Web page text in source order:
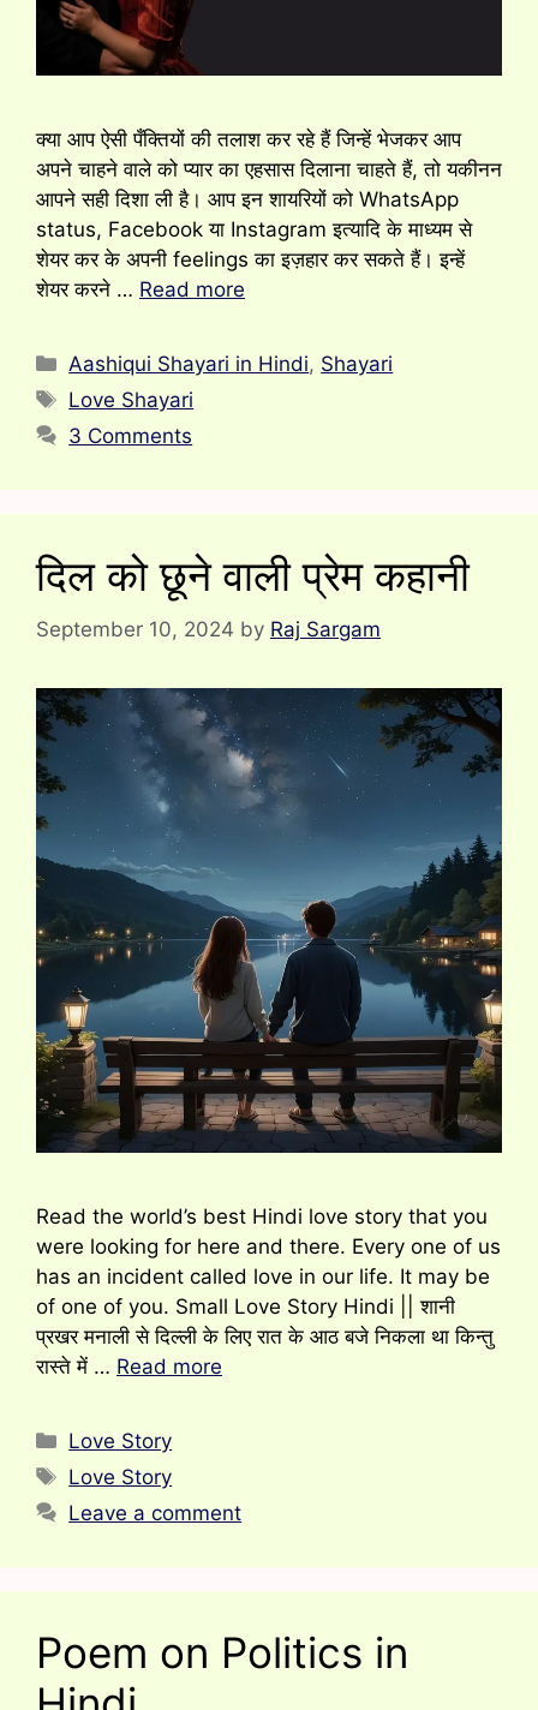
क्या आप ऐसी पँक्तियों की तलाश कर रहे हैं जिन्हें भेजकर आप
अपने चाहने वाले को प्यार का एहसास दिलाना चाहते हैं, तो यकीनन
आपने सही दिशा ली है। आप इन शायरियों को WhatsApp
status, Facebook या Instagram इत्यादि के माध्यम से
शेयर कर के अपनी feelings का इज़हार कर सकते हैं। इन्हें
शेयर करने … Read more
Categories
Aashiqui Shayari in Hindi, Shayari
Tags
Love Shayari
3 Comments
दिल को छूने वाली प्रेम कहानी
September 10, 2024 by Raj Sargam
Read the world’s best Hindi love story that you
were looking for here and there. Every one of us
has an incident called love in our life. It may be
of one of you. Small Love Story Hindi || शानी
प्रखर मनाली से दिल्ली के लिए रात के आठ बजे निकला था किन्तु
रास्ते में … Read more
Categories
Love Story
Tags
Love Story
Leave a comment
Poem on Politics in